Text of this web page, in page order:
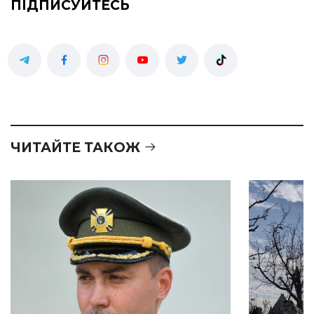
ПІДПИСУЙТЕСЬ
ЧИТАЙТЕ ТАКОЖ